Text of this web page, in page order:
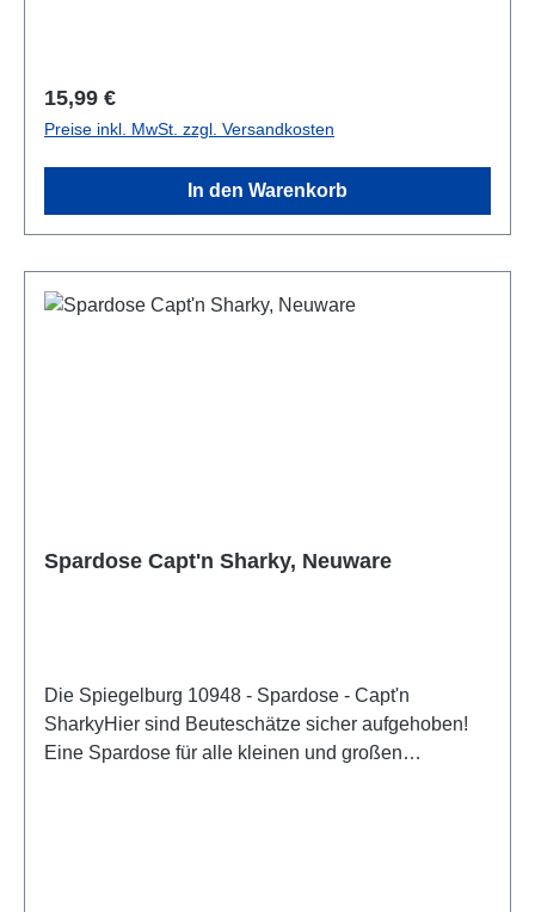
Regulärer Preis:
15,99 €
Preise inkl. MwSt. zzgl. Versandkosten
In den Warenkorb
Spardose Capt'n Sharky, Neuware
Die Spiegelburg 10948 - Spardose - Capt'n
SharkyHier sind Beuteschätze sicher aufgehoben!
Eine Spardose für alle kleinen und großen